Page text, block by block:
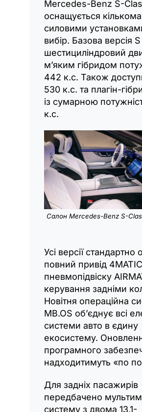
Mercedes-Benz S-
оснащується кількома
силовими
вибір. Базова версія
шестициліндровий
м’яким гібридом
442 к.с. Також
530 к.с. та плагін-
із сумарною
к.с.
Салон Mercedes-Benz S-
Усі версії стандартно
повний привід
пневмопідвіску
керування задніми
Новітня операційна
MB.OS об’єднує всі
системи авто в єдину
екосистему.
програмного
надходитимуть «по
Для задніх пасажирів
передбачено
систему з двома 13,1-